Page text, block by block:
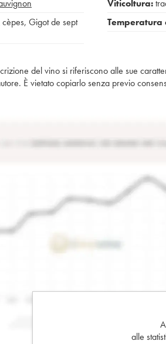
, Gigot de sept
Viticoltura:
Temperatura
del vino si riferiscono alle sue
È vietato copiarlo senza previo
alle